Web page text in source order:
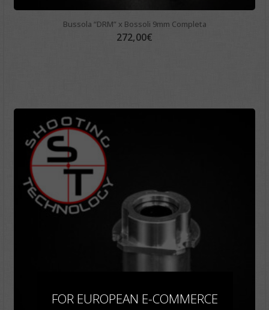
Bussola “DRM” x Bossoli 9mm Completa
272,00€
FOR EUROPEAN E-COMMERCE